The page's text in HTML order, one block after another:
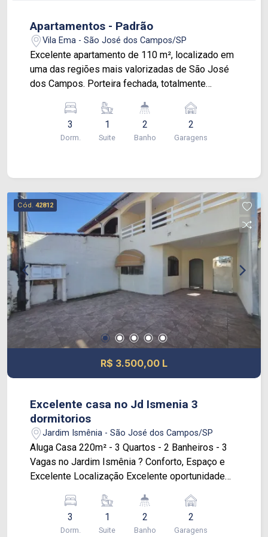
Apartamentos - Padrão
Vila Ema - São José dos Campos/SP
Excelente apartamento de 110 m², localizado em
uma das regiões mais valorizadas de São José
dos Campos. Porteira fechada, totalmente
dormitórios, sendo 1 suíte Banheiro americano
atendendo os outros 2 quartos Lavabo Sala
porteira fechada Condomínio com lazer completo:
Piscina Sauna Academia Salão de jogos
Brinquedoteca Quadra poliesportiva
Churrasqueira Forno a lenha Salão de festas
3
Dorm.
1
Suite
2
Banho
2
Garagens
Cód. 42812
R$ 3.500,00 L
Excelente casa no Jd Ismenia 3
dormitorios
Jardim Ismênia - São José dos Campos/SP
Aluga Casa 220m² - 3 Quartos - 2 Banheiros - 3
Vagas no Jardim Ismênia ? Conforto, Espaço e
Excelente Localização Excelente oportunidade
bem localizada em São José dos Campos.
Situada no Jardim Ismênia, esta residência
oferece ambientes amplos e uma agradável área
3
Dorm.
1
Suite
2
Banho
2
Garagens